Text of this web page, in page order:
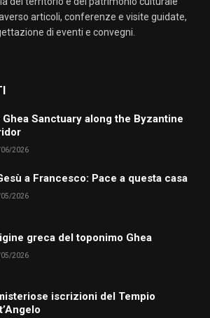
articoli, conferenze e visite guidate,
di eventi e convegni.
Ghea Sanctuary along the Byzantine
2026
a Francesco: Pace a questa casa
2026
greca del toponimo Ghea
2026
iscrizioni del Tempio